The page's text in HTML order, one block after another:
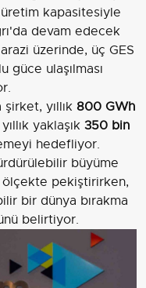
üretim kapasitesiyle
devam edecek
arazi üzerinde, üç GES
güce ulaşılması
yıllık 800 GWh
yaklaşık 350 bin
hedefliyor.
büyüme
ölçekte pekiştirirken,
bir dünya bırakma
belirtiyor.